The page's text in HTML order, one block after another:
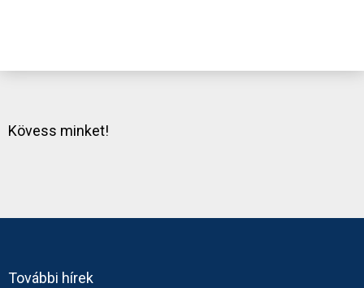
Kövess minket!
További hírek